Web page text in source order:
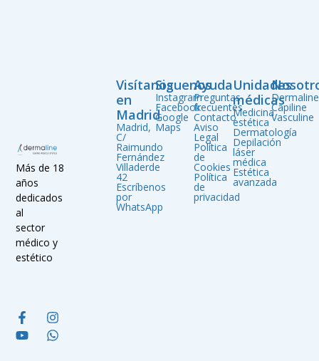
Más de 18
años
dedicados
al
sector
médico y
estético
Dermaline
Capiline
Vasculine
Unidades
médicas
Medicina
estética
Dermatología
Depilación
láser
médica
Estética
avanzada
Ayuda
Preguntas
frecuentes
Contacto
Aviso
Legal
Política
de
Cookies
Política
de
privacidad
Siguenos
Instagram
Facebook
Google
Maps
Visítanos
en
Madrid
Madrid,
C/
Raimundo
Fernández
Villaderde
42
Escríbenos
por
WhatsApp